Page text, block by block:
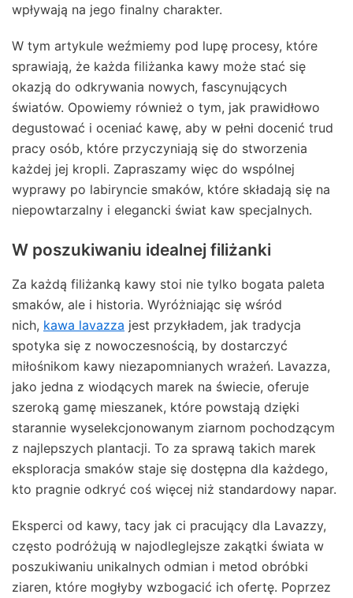
wpływają na jego finalny charakter.
W tym artykule weźmiemy pod lupę procesy, które
sprawiają, że każda filiżanka kawy może stać się
okazją do odkrywania nowych, fascynujących
światów. Opowiemy również o tym, jak prawidłowo
degustować i oceniać kawę, aby w pełni docenić trud
pracy osób, które przyczyniają się do stworzenia
każdej jej kropli. Zapraszamy więc do wspólnej
wyprawy po labiryncie smaków, które składają się na
niepowtarzalny i elegancki świat kaw specjalnych.
W poszukiwaniu idealnej filiżanki
Za każdą filiżanką kawy stoi nie tylko bogata paleta
smaków, ale i historia. Wyróżniając się wśród
nich, kawa lavazza jest przykładem, jak tradycja
spotyka się z nowoczesnością, by dostarczyć
miłośnikom kawy niezapomnianych wrażeń. Lavazza,
jako jedna z wiodących marek na świecie, oferuje
szeroką gamę mieszanek, które powstają dzięki
starannie wyselekcjonowanym ziarnom pochodzącym
z najlepszych plantacji. To za sprawą takich marek
eksploracja smaków staje się dostępna dla każdego,
kto pragnie odkryć coś więcej niż standardowy napar.
Eksperci od kawy, tacy jak ci pracujący dla Lavazzy,
często podróżują w najodleglejsze zakątki świata w
poszukiwaniu unikalnych odmian i metod obróbki
ziaren, które mogłyby wzbogacić ich ofertę. Poprzez